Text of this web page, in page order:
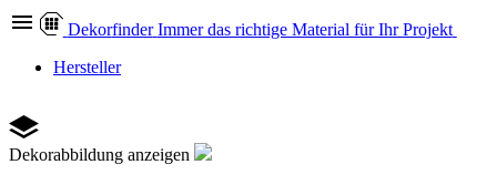
Dekorfinder Immer das richtige Material für Ihr Projekt
Hersteller
Dekorabbildung anzeigen